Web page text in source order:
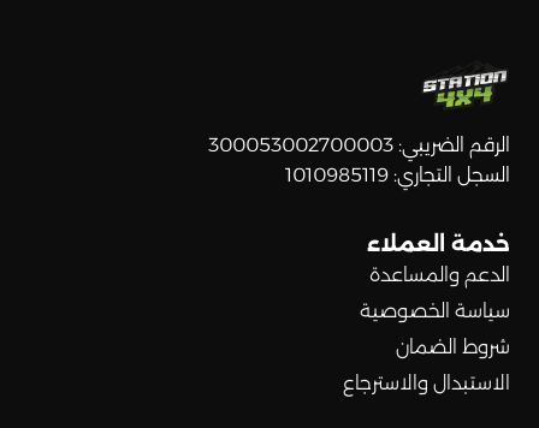
الرقم الضريبي: 300053002700003
السجل التجاري: 1010985119
خدمة العملاء
الدعم والمساعدة
سياسة الخصوصية
شروط الضمان
الاستبدال والاسترجاع